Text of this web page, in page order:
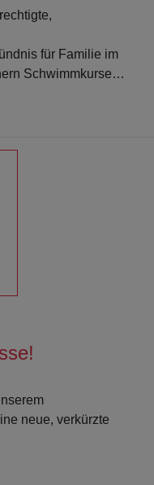
für Familie im
Schwimmkurse…
neue, verkürzte